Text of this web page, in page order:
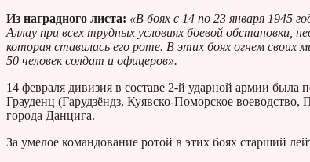
Из наградного листа: «В боях с 14 по 23 января 1945
Аллау при всех трудных условиях боевой обстановки,
которая ставилась его роте. В этих боях огнем
50 человек солдат и офицеров».
14 февраля дивизия в составе 2-й ударной армии была
Грауденц (Гарудзёндз, Куявско-Поморское
города Данцига.
За умелое командование ротой в этих боях старший